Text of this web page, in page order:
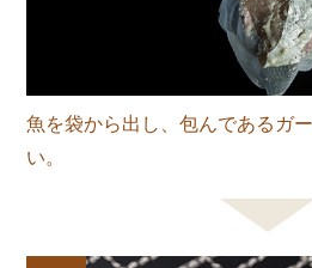
魚を袋から出し、包んであるガ
い。